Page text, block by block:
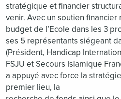
stratégique et financier
venir. Avec un soutien financier
budget de l’Ecole dans les 3
ses 5 représentants siégeant
(Président, Handicap
FSJU et Secours Islamique
a appuyé avec force la
premier lieu, la